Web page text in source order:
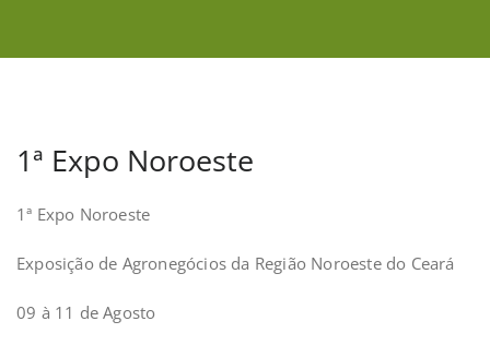
1ª Expo Noroeste
1ª Expo Noroeste
Exposição de Agronegócios da Região Noroeste do Ceará
09 à 11 de Agosto